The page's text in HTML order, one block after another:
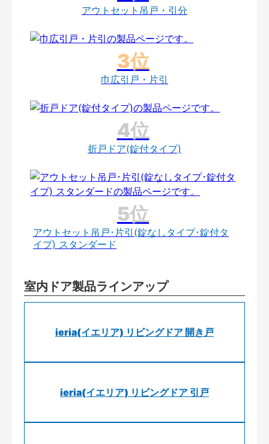
アウトセット吊戸・引分
巾広引戸・片引
折戸ドア(錠付タイプ)
アウトセット吊戸･片引(錠なしタイプ･錠付タ
イプ) スタンダード
室内ドア製品ラインアップ
ieria(イエリア) リビングドア 開き戸
ieria(イエリア) リビングドア 引戸